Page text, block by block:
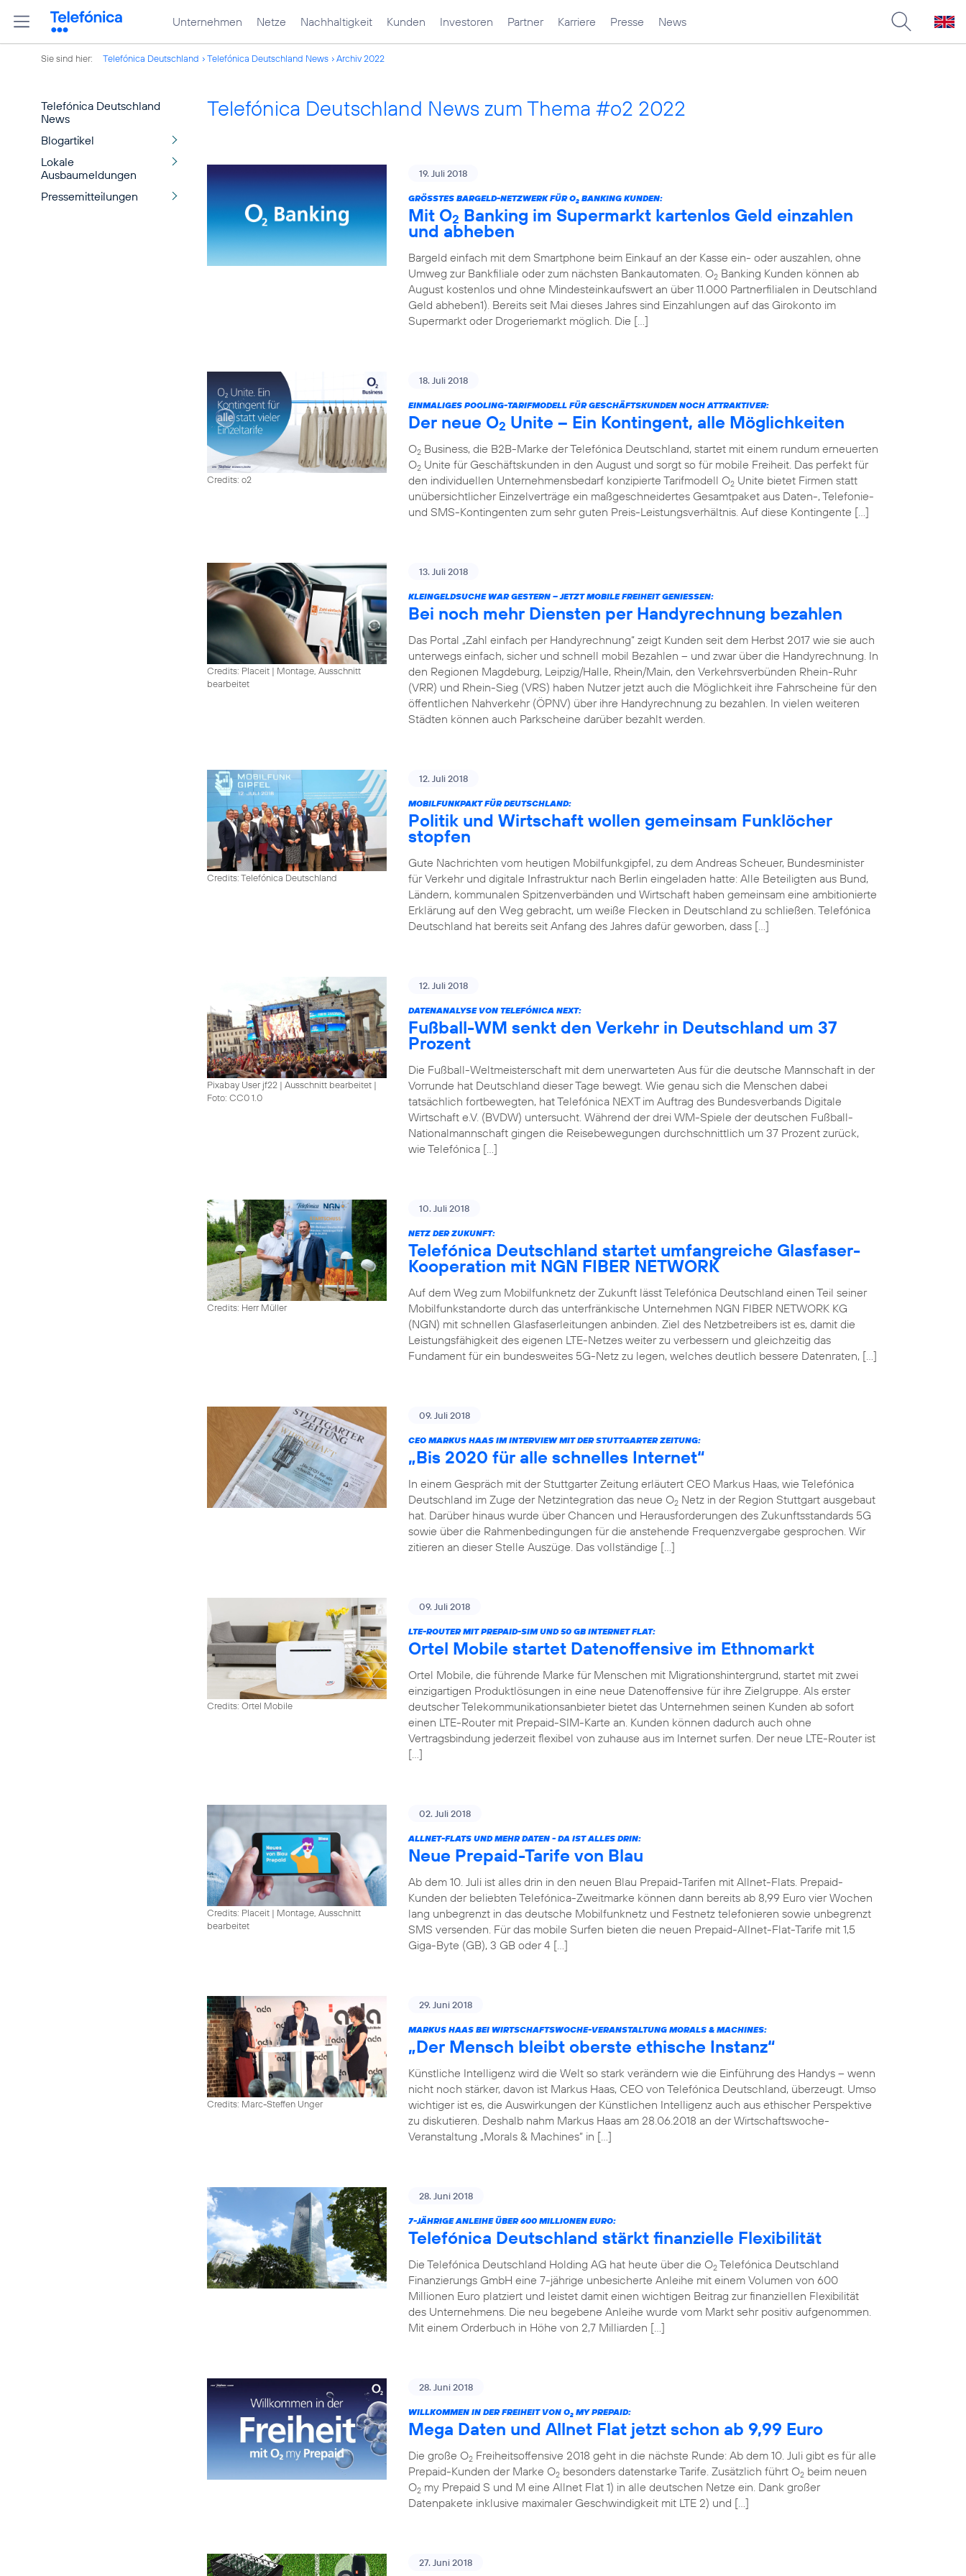
Unternehmen Netze Nachhaltigkeit Kunden Investoren Partner Karriere Presse News
Sie sind hier: Telefónica Deutschland Telefónica Deutschland News Archiv 2022
Telefónica Deutschland
News
Blogartikel
Lokale
Ausbaumeldungen
Pressemitteilungen
Telefónica Deutschland News zum Thema #o2 2022
19. Juli 2018
GRÖSSTES BARGELD-NETZWERK FÜR O 2 BANKING KUNDEN:
Mit O2 Banking im Supermarkt kartenlos Geld einzahlen
und abheben
Bargeld einfach mit dem Smartphone beim Einkauf an der Kasse ein- oder auszahlen, ohne
Umweg zur Bankfiliale oder zum nächsten Bankautomaten. O2 Banking Kunden können ab
August kostenlos und ohne Mindesteinkaufswert an über 11.000 Partnerfilialen in Deutschland
Geld abheben1). Bereits seit Mai dieses Jahres sind Einzahlungen auf das Girokonto im
Supermarkt oder Drogeriemarkt möglich. Die […]
Credits: o2
18. Juli 2018
EINMALIGES POOLING-TARIFMODELL FÜR GESCHÄFTSKUNDEN NOCH ATTRAKTIVER:
Der neue O2 Unite – Ein Kontingent, alle Möglichkeiten
O2 Business, die B2B-Marke der Telefónica Deutschland, startet mit einem rundum erneuerten
O2 Unite für Geschäftskunden in den August und sorgt so für mobile Freiheit. Das perfekt für
den individuellen Unternehmensbedarf konzipierte Tarifmodell O2 Unite bietet Firmen statt
unübersichtlicher Einzelverträge ein maßgeschneidertes Gesamtpaket aus Daten-, Telefonie-
und SMS-Kontingenten zum sehr guten Preis-Leistungsverhältnis. Auf diese Kontingente […]
Credits: Placeit | Montage, Ausschnitt
bearbeitet
13. Juli 2018
KLEINGELDSUCHE WAR GESTERN – JETZT MOBILE FREIHEIT GENIESSEN:
Bei noch mehr Diensten per Handyrechnung bezahlen
Das Portal „Zahl einfach per Handyrechnung“ zeigt Kunden seit dem Herbst 2017 wie sie auch
unterwegs einfach, sicher und schnell mobil Bezahlen – und zwar über die Handyrechnung. In
den Regionen Magdeburg, Leipzig/Halle, Rhein/Main, den Verkehrsverbünden Rhein-Ruhr
(VRR) und Rhein-Sieg (VRS) haben Nutzer jetzt auch die Möglichkeit ihre Fahrscheine für den
öffentlichen Nahverkehr (ÖPNV) über ihre Handyrechnung zu bezahlen. In vielen weiteren
Städten können auch Parkscheine darüber bezahlt werden.
Credits: Telefónica Deutschland
12. Juli 2018
MOBILFUNKPAKT FÜR DEUTSCHLAND:
Politik und Wirtschaft wollen gemeinsam Funklöcher
stopfen
Gute Nachrichten vom heutigen Mobilfunkgipfel, zu dem Andreas Scheuer, Bundesminister
für Verkehr und digitale Infrastruktur nach Berlin eingeladen hatte: Alle Beteiligten aus Bund,
Ländern, kommunalen Spitzenverbänden und Wirtschaft haben gemeinsam eine ambitionierte
Erklärung auf den Weg gebracht, um weiße Flecken in Deutschland zu schließen. Telefónica
Deutschland hat bereits seit Anfang des Jahres dafür geworben, dass […]
Pixabay User jf22 | Ausschnitt bearbeitet |
Foto: CC0 1.0
12. Juli 2018
DATENANALYSE VON TELEFÓNICA NEXT:
Fußball-WM senkt den Verkehr in Deutschland um 37
Prozent
Die Fußball-Weltmeisterschaft mit dem unerwarteten Aus für die deutsche Mannschaft in der
Vorrunde hat Deutschland dieser Tage bewegt. Wie genau sich die Menschen dabei
tatsächlich fortbewegten, hat Telefónica NEXT im Auftrag des Bundesverbands Digitale
Wirtschaft e.V. (BVDW) untersucht. Während der drei WM-Spiele der deutschen Fußball-
Nationalmannschaft gingen die Reisebewegungen durchschnittlich um 37 Prozent zurück,
wie Telefónica […]
Credits: Herr Müller
10. Juli 2018
NETZ DER ZUKUNFT:
Telefónica Deutschland startet umfangreiche Glasfaser-
Kooperation mit NGN FIBER NETWORK
Auf dem Weg zum Mobilfunknetz der Zukunft lässt Telefónica Deutschland einen Teil seiner
Mobilfunkstandorte durch das unterfränkische Unternehmen NGN FIBER NETWORK KG
(NGN) mit schnellen Glasfaserleitungen anbinden. Ziel des Netzbetreibers ist es, damit die
Leistungsfähigkeit des eigenen LTE-Netzes weiter zu verbessern und gleichzeitig das
Fundament für ein bundesweites 5G-Netz zu legen, welches deutlich bessere Datenraten, […]
09. Juli 2018
CEO MARKUS HAAS IM INTERVIEW MIT DER STUTTGARTER ZEITUNG:
„Bis 2020 für alle schnelles Internet“
In einem Gespräch mit der Stuttgarter Zeitung erläutert CEO Markus Haas, wie Telefónica
Deutschland im Zuge der Netzintegration das neue O2 Netz in der Region Stuttgart ausgebaut
hat. Darüber hinaus wurde über Chancen und Herausforderungen des Zukunftsstandards 5G
sowie über die Rahmenbedingungen für die anstehende Frequenzvergabe gesprochen. Wir
zitieren an dieser Stelle Auszüge. Das vollständige […]
Credits: Ortel Mobile
09. Juli 2018
LTE-ROUTER MIT PREPAID-SIM UND 50 GB INTERNET FLAT:
Ortel Mobile startet Datenoffensive im Ethnomarkt
Ortel Mobile, die führende Marke für Menschen mit Migrationshintergrund, startet mit zwei
einzigartigen Produktlösungen in eine neue Datenoffensive für ihre Zielgruppe. Als erster
deutscher Telekommunikationsanbieter bietet das Unternehmen seinen Kunden ab sofort
einen LTE-Router mit Prepaid-SIM-Karte an. Kunden können dadurch auch ohne
Vertragsbindung jederzeit flexibel von zuhause aus im Internet surfen. Der neue LTE-Router ist
[…]
Credits: Placeit | Montage, Ausschnitt
bearbeitet
02. Juli 2018
ALLNET-FLATS UND MEHR DATEN - DA IST ALLES DRIN:
Neue Prepaid-Tarife von Blau
Ab dem 10. Juli ist alles drin in den neuen Blau Prepaid-Tarifen mit Allnet-Flats. Prepaid-
Kunden der beliebten Telefónica-Zweitmarke können dann bereits ab 8,99 Euro vier Wochen
lang unbegrenzt in das deutsche Mobilfunknetz und Festnetz telefonieren sowie unbegrenzt
SMS versenden. Für das mobile Surfen bieten die neuen Prepaid-Allnet-Flat-Tarife mit 1,5
Giga-Byte (GB), 3 GB oder 4 […]
Credits: Marc-Steffen Unger
29. Juni 2018
MARKUS HAAS BEI WIRTSCHAFTSWOCHE-VERANSTALTUNG MORALS & MACHINES:
„Der Mensch bleibt oberste ethische Instanz“
Künstliche Intelligenz wird die Welt so stark verändern wie die Einführung des Handys – wenn
nicht noch stärker, davon ist Markus Haas, CEO von Telefónica Deutschland, überzeugt. Umso
wichtiger ist es, die Auswirkungen der Künstlichen Intelligenz auch aus ethischer Perspektive
zu diskutieren. Deshalb nahm Markus Haas am 28.06.2018 an der Wirtschaftswoche-
Veranstaltung „Morals & Machines“ in […]
28. Juni 2018
7-JÄHRIGE ANLEIHE ÜBER 600 MILLIONEN EURO:
Telefónica Deutschland stärkt finanzielle Flexibilität
Die Telefónica Deutschland Holding AG hat heute über die O2 Telefónica Deutschland
Finanzierungs GmbH eine 7-jährige unbesicherte Anleihe mit einem Volumen von 600
Millionen Euro platziert und leistet damit einen wichtigen Beitrag zur finanziellen Flexibilität
des Unternehmens. Die neu begebene Anleihe wurde vom Markt sehr positiv aufgenommen.
Mit einem Orderbuch in Höhe von 2,7 Milliarden […]
28. Juni 2018
WILLKOMMEN IN DER FREIHEIT VON O2 MY PREPAID:
Mega Daten und Allnet Flat jetzt schon ab 9,99 Euro
Die große O2 Freiheitsoffensive 2018 geht in die nächste Runde: Ab dem 10. Juli gibt es für alle
Prepaid-Kunden der Marke O2 besonders datenstarke Tarife. Zusätzlich führt O2 beim neuen
O2 my Prepaid S und M eine Allnet Flat 1) in alle deutschen Netze ein. Dank großer
Datenpakete inklusive maximaler Geschwindigkeit mit LTE 2) und […]
27. Juni 2018